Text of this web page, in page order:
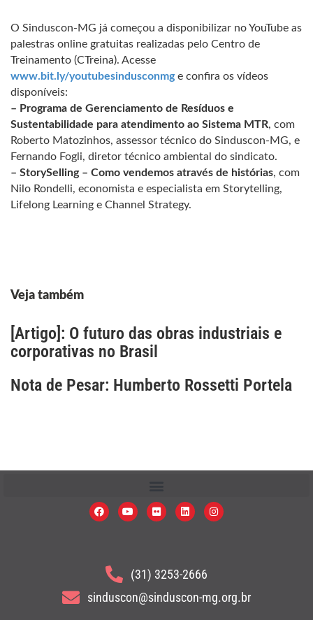
O Sinduscon-MG já começou a disponibilizar no YouTube as
palestras online gratuitas realizadas pelo Centro de
Treinamento (CTreina). Acesse
www.bit.ly/youtubesindusconmge confira os vídeos
disponíveis:
– Programa de Gerenciamento de Resíduos e
Sustentabilidade para atendimento ao Sistema MTR, com
Roberto Matozinhos, assessor técnico do Sinduscon-MG, e
Fernando Fogli, diretor técnico ambiental do sindicato.
– StorySelling – Como vendemos através de histórias, com
Nilo Rondelli, economista e especialista em Storytelling,
Lifelong Learning e Channel Strategy.
Veja também
[Artigo]: O futuro das obras industriais e
corporativas no Brasil
Nota de Pesar: Humberto Rossetti Portela
(31) 3253-2666
sinduscon@sinduscon-mg.org.br